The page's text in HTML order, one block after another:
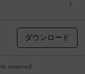
ダウンロード
reserved